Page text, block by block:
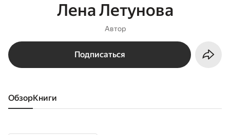
Лена Летунова
Автор
Подписаться
Обзор книги